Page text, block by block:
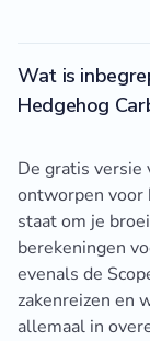
Wat is
Hedgehog
De gratis versie
ontworpen voor
staat om je
berekeningen
evenals de
zakenreizen en
allemaal in